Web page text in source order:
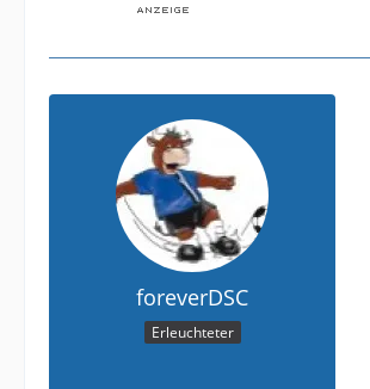
foreverDSC
Erleuchteter